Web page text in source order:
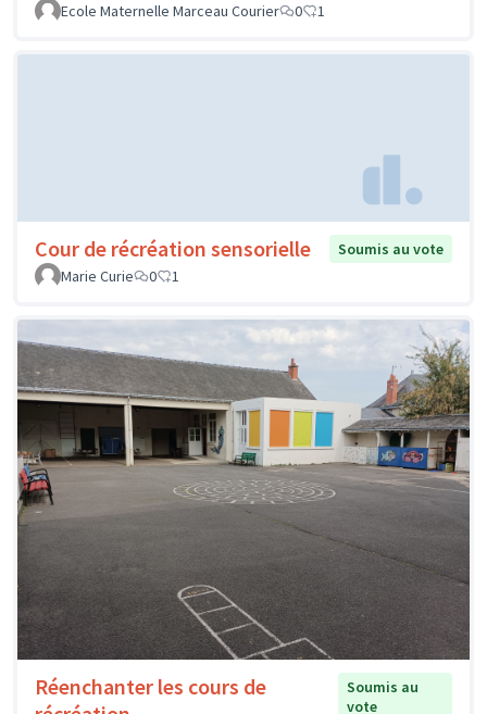
Ecole Maternelle Marceau Courier
0 1
Cour de récréation sensorielle
Soumis au vote
Marie Curie
0 1
Réenchanter les cours de
Soumis au
vote